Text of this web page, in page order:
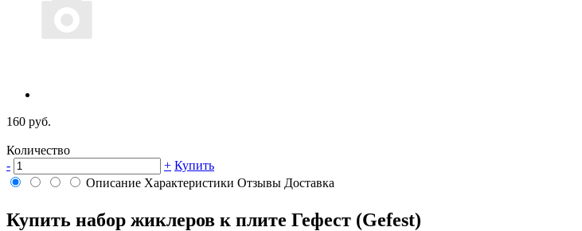
160 руб.
Количество
-
+ Купить
Описание Характеристики Отзывы Доставка
Купить набор жиклеров к плите Гефест (Gefest)